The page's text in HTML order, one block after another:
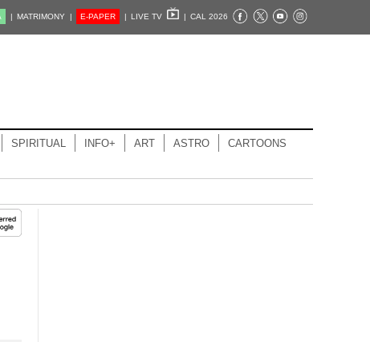
| MATRIMONY | E-PAPER | LIVE TV | CAL 2026
SPIRITUAL INFO+ ART ASTRO CARTOONS